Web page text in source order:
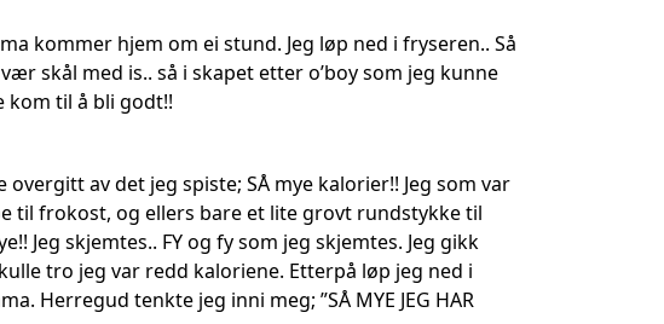
kommer hjem om ei stund. Jeg løp ned i fryseren.. Så
skål med is.. så i skapet etter o’boy som jeg kunne
kom til å bli godt!!
av det jeg spiste; SÅ mye kalorier!! Jeg som var
til frokost, og ellers bare et lite grovt rundstykke til
Jeg skjemtes.. FY og fy som jeg skjemtes. Jeg gikk
tro jeg var redd kaloriene. Etterpå løp jeg ned i
Herregud tenkte jeg inni meg; ”SÅ MYE JEG HAR